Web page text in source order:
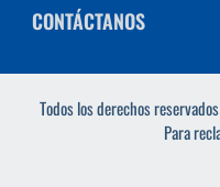
CONTÁCTANOS
Todos los derechos
Para